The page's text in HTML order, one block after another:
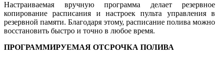
Настраиваемая вручную программа делает резервное
копирование расписания и настроек пульта управления в
резервной памяти. Благодаря этому, расписание полива можно
восстановить быстро и точно в любое время.
ПРОГРАММИРУЕМАЯ ОТСРОЧКА ПОЛИВА